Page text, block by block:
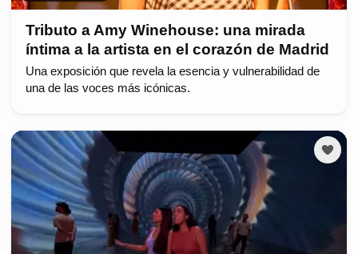
Tributo a Amy Winehouse: una mirada
íntima a la artista en el corazón de Madrid
Una exposición que revela la esencia y vulnerabilidad de
una de las voces más icónicas.